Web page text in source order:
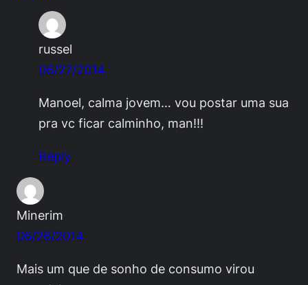
russel
06/27/2014
Manoel, calma jovem… vou postar uma sua
pra vc ficar calminho, man!!!
Reply
Minerim
06/26/2014
Mais um que de sonho de consumo virou